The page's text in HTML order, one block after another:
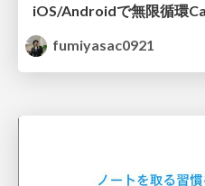
iOS/Androidで無限循環
fumiyasac0921